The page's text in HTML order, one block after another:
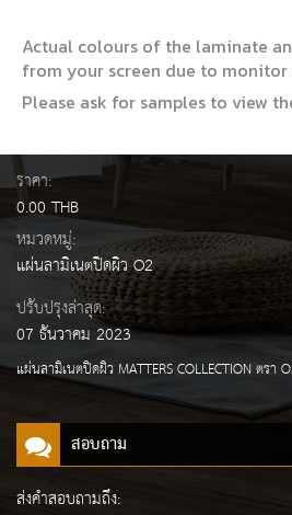
Actual colours of the laminate
from your screen due to
Please ask for samples to view
ราคา:
0.00 THB
หมวดหมู่:
แผ่นลามิเนตปิดผิว O2
ปรับปรุงล่าสุด:
07 ธันวาคม 2023
แผ่นลามิเนตปิดผิว MATTERS COLLECTION ตร
สอบถาม
ส่งคำสอบถามถึง: